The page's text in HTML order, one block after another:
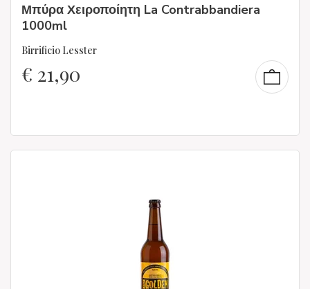
Μπύρα Χειροποίητη La Contrabbandiera
1000ml
Birrificio Lesster
€ 21,90